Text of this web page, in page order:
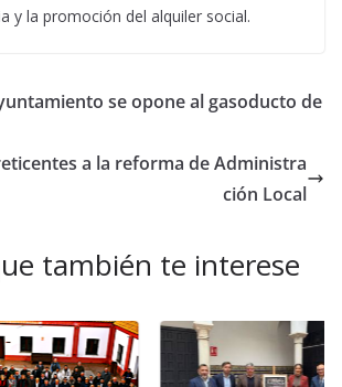
y la promoción del alquiler social.
se opone al gasoducto de
a la reforma de Administra
ción Local
también te interese